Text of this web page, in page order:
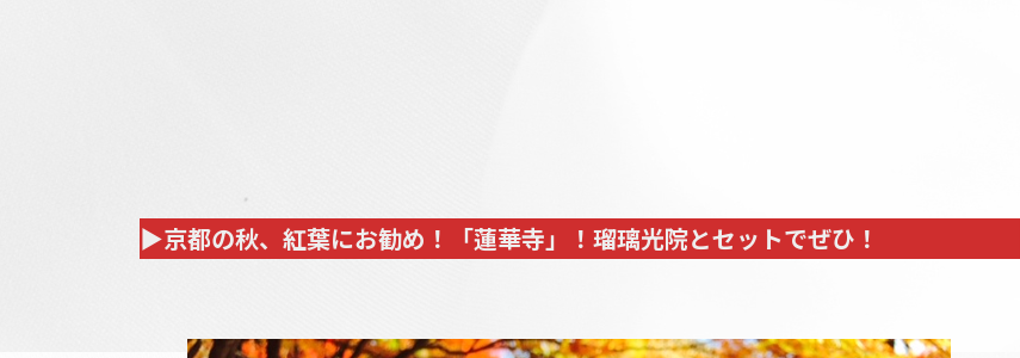
▶京都の秋、紅葉にお勧め！「蓮華寺」！瑠璃光院とセットでぜひ！